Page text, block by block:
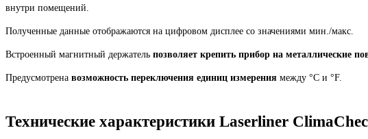
внутри помещений.
Полученные данные отображаются на цифровом дисплее со значениями мин./макс.
Встроенный магнитный держатель позволяет крепить прибор на металлические
Предусмотрена возможность переключения единиц измерения между °C и °F.
Технические характеристики Laserliner